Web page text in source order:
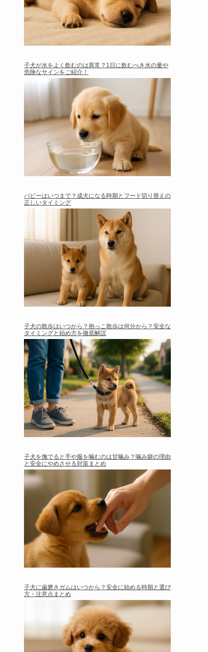
子犬が水をよく飲むのは異常？1日に飲むべき水の量や
危険なサインをご紹介！
パピーはいつまで？成犬になる時期とフード切り替えの
正しいタイミング
子犬の散歩はいつから？抱っこ散歩は何分から？安全な
タイミングと始め方を徹底解説
子犬を撫でると手や服を噛むのは甘噛み？噛み癖の理由
と安全にやめさせる対策まとめ
子犬に歯磨きガムはいつから？安全に始める時期と選び
方・注意点まとめ